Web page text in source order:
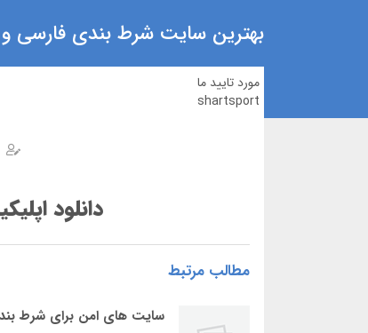
بهترین سایت شرط بندی فارسی و
مورد تایید ما
shartsport
دانلود
مطالب مرتبط
سایت‌ های امن برای شرط